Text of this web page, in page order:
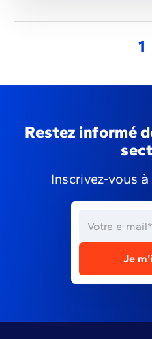
1
Restez informé
Inscrivez-vous